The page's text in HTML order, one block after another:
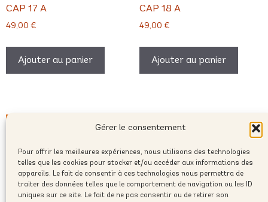
Gérer le consentement
Pour offrir les meilleures expériences, nous utilisons des technologies
telles que les cookies pour stocker et/ou accéder aux informations des
appareils. Le fait de consentir à ces technologies nous permettra de
traiter des données telles que le comportement de navigation ou les ID
uniques sur ce site. Le fait de ne pas consentir ou de retirer son
CAP 17 A
49,00 €
Ajouter au panier
CAP 18 A
49,00 €
Ajouter au panier